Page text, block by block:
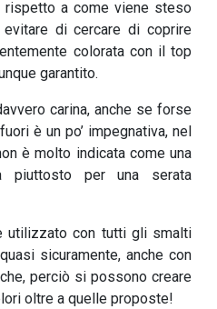
rispetto a come viene steso
di cercare di coprire
colorata con il top
garantito.
carina, anche se forse
è un po’ impegnativa, nel
è molto indicata come una
piuttosto per una serata
utilizzato con tutti gli smalti
sicuramente, anche con
perciò si possono creare
oltre a quelle proposte!